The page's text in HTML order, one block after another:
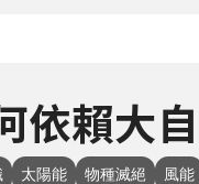
依賴大
太陽能 物種滅絕 風能